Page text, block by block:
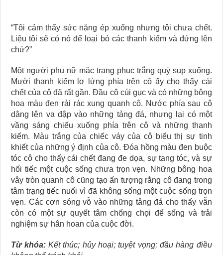
“Tôi cảm thấy sức nặng ép xuống nhưng tôi chưa chết.
Liệu tôi sẽ có nó để loại bỏ các thanh kiếm và đứng lên
chứ?”
Một người phụ nữ mặc trang phục trắng quỳ sụp xuống.
Mười thanh kiếm lơ lửng phía trên cô ấy cho thấy cái
chết của cô đã rất gần. Đầu cô cúi gục và có những bông
hoa màu đen rải rác xung quanh cô. Nước phía sau cô
dâng lên va đập vào những tảng đá, nhưng lại có một
vầng sáng chiếu xuống phía trên cô và những thanh
kiếm. Màu trắng của chiếc váy của cô biểu thị sự tinh
khiết của những ý định của cô. Đóa hồng màu đen buộc
tóc cô cho thấy cái chết đang đe dọa, sự tang tóc, và sự
hối tiếc một cuộc sống chưa trọn vẹn. Những bông hoa
vây tròn quanh cô cũng tạo ấn tượng rằng cô đang trong
tâm trạng tiếc nuối vì đã không sống một cuộc sống trọn
vẹn. Các cơn sóng vỗ vào những tảng đá cho thấy vẫn
còn có một sự quyết tâm chống chọi để sống và trải
nghiệm sự hân hoan của cuộc đời.
Từ khóa:Kết thúc; hủy hoại; tuyệt vọng; đầu hàng điều